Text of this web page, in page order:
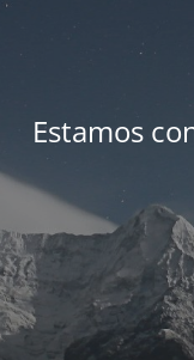
Estamos